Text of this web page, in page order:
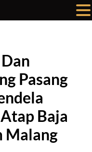
Pasang
Baja
Malang